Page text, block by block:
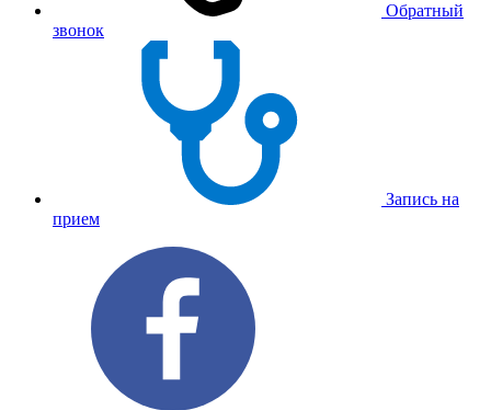
Обратный
звонок
Запись на
прием